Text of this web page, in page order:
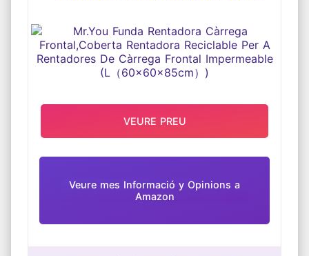
RENTADORES DE CÀRREGA
FRONTAL IMPERMEABLE
(L（60X60X85CM）)
Veure mes Informació y Opinions a
Amazon
VEURE PREU